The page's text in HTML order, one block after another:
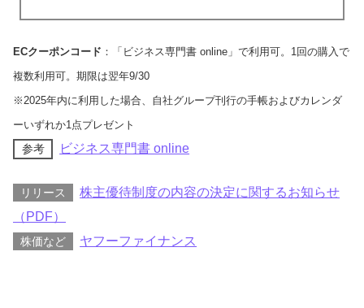
ECクーポンコード ：「ビジネス専門書 online」で利用可。1回の購入で
複数利用可。期限は翌年9/30
※2025年内に利用した場合、自社グループ刊行の手帳およびカレンダ
ーいずれか1点プレゼント
参考 ビジネス専門書 online
リリース
株主優待制度の内容の決定に関するお知らせ
（PDF）
株価など ヤフーファイナンス